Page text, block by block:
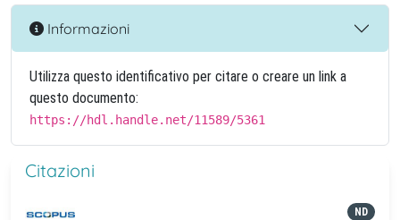
Informazioni
Utilizza questo identificativo per citare o creare un link a
questo documento:
https://hdl.handle.net/11589/5361
Citazioni
ND